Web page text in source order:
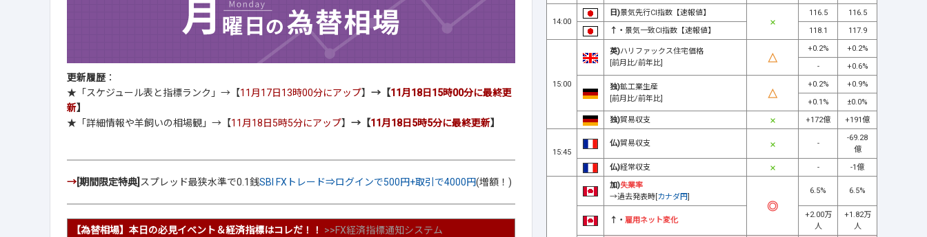
更新履歴 ：
★「スケジュール表と指標ランク」→【11月17日13時00分にアップ】 →【11月18日15時00分に最終更
新】
★「詳細情報や羊飼いの相場観」→【11月18日5時5分にアップ】 →【11月18日5時5分に最終更新】
→[期間限定特典] スプレッド最狭水準で0.1銭SBI FXトレード⇒ログインで500円+取引で4000円(増額！)
【為替相場】本日の必見イベント＆経済指標はコレだ！！ >>FX経済指標通知システム
14:00
日)景気先行CI指数【速報値】 116.5
116.5
↑・ 景気一致CI指数【速報値】 118.1 117.9
15:00
英)ハリファックス住宅価格
[前月比/前年比]
+0.2%
+0.2%
-
+0.6%
独)鉱工業生産
[前月比/前年比]
+0.2%
+0.9%
+0.1%
±0.0%
独)貿易収支 +172億 +191億
15:45
仏)貿易収支 -
-69.28
億
仏)経常収支 - -1億
加)失業率
→過去発表時[カナダ円]
6.5% 6.5%
↑・ 雇用ネット変化
+2.00万
人
+1.82万
人